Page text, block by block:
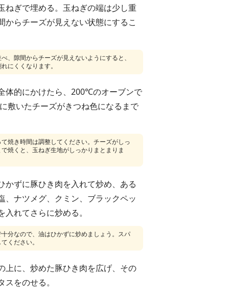
ねぎで埋める。玉ねぎの端は少し重
からチーズが見えない状態にするこ
、隙間からチーズが見えないようにすると、
にくくなります。
体的にかけたら、200℃のオーブンで
敷いたチーズがきつね色になるまで
焼き時間は調整してください。チーズがしっ
焼くと、玉ねぎ生地がしっかりまとまりま
かずに豚ひき肉を入れて炒め、ある
、ナツメグ、クミン、ブラックペッ
れてさらに炒める。
分なので、油はひかずに炒めましょう。スパ
ください。
上に、炒めた豚ひき肉を広げ、その
をのせる。